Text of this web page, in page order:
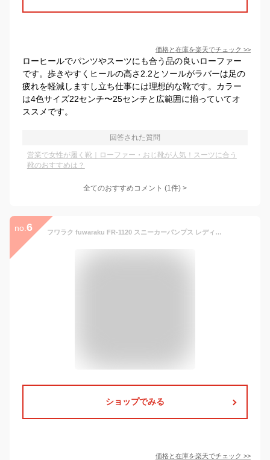
価格と在庫を楽天でチェック >>
ローヒールでパンツやスーツにも合う品の良いローファー
です。歩きやすくヒールの高さ2.2とソールがラバーは足の
疲れを軽減しますし立ち仕事には理想的な靴です。カラー
は4色サイズ22センチ〜25センチと広範囲に揃っていてオ
ススメです。
回答された質問
営業で女性が履く靴｜ローファー・おじ靴が人気！スーツに合う
靴のおすすめは？
全てのおすすめコメント (1件) >
no. 6 フワラク fuwaraku FR-1120 スニーカーパンプス レディース靴 靴 シューズ 3E相当 コインローファー インヒール ローファータイプ マニッシュ スタイルアップ カジュアルシューズ ブラック
ショップでみる
価格と在庫を楽天でチェック >>